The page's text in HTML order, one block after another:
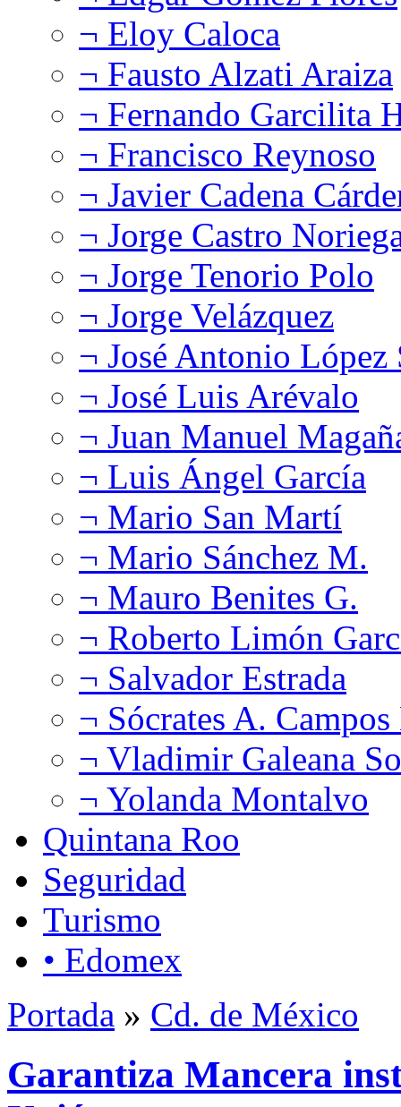
¬ Eloy Caloca
¬ Fausto Alzati Araiza
¬ Fernando Garcilita
¬ Francisco Reynoso
¬ Javier Cadena
¬ Jorge Castro
¬ Jorge Tenorio Polo
¬ Jorge Velázquez
¬ José Antonio López
¬ José Luis Arévalo
¬ Juan Manuel
¬ Luis Ángel García
¬ Mario San Martí
¬ Mario Sánchez M.
¬ Mauro Benites G.
¬ Roberto Limón
¬ Salvador Estrada
¬ Sócrates A.
¬ Vladimir Galeana
¬ Yolanda Montalvo
Quintana Roo
Seguridad
Turismo
• Edomex
Portada » Cd. de México
Garantiza Mancera